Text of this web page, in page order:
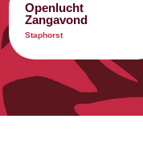
Openlucht
Zangavond
Staphorst